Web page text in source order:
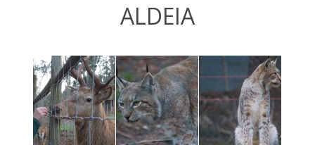
ALDEIA